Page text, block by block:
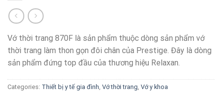
Vớ thời trang 870F là sản phẩm thuộc dòng sản phẩm vớ
thời trang làm thon gọn đôi chân của Prestige. Đây là dòng
sản phẩm đứng top đầu của thương hiệu Relaxan.
Categories: Thiết bị y tế gia đình Vớ thời trang Vớ y khoa